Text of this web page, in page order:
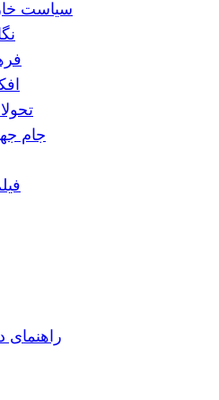
سیاست
جام
راهنمای